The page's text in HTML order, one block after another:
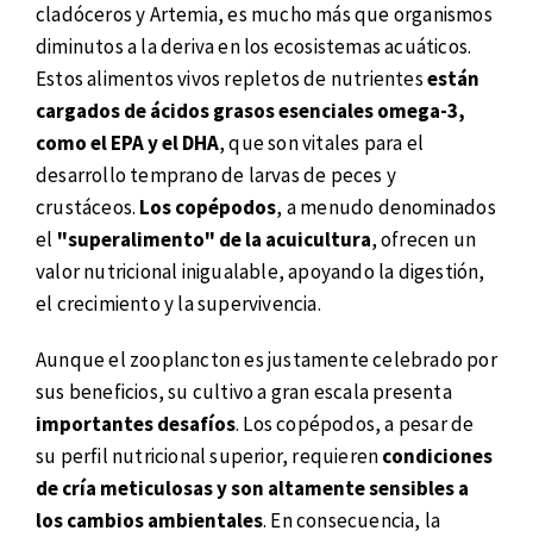
cladóceros y Artemia, es mucho más que organismos
diminutos a la deriva en los ecosistemas acuáticos.
Estos alimentos vivos repletos de nutrientesestán
cargados de ácidos grasos esenciales omega-3,
como el EPA y el DHA, que son vitales para el
desarrollo temprano de larvas de peces y
crustáceos. Los copépodos, a menudo denominados
el "superalimento" de la acuicultura, ofrecen un
valor nutricional inigualable, apoyando la digestión,
el crecimiento y la supervivencia.
Aunque el zooplancton es justamente celebrado por
sus beneficios, su cultivo a gran escala presenta
importantes desafíos. Los copépodos, a pesar de
su perfil nutricional superior, requierencondiciones
de cría meticulosas y son altamente sensibles a
los cambios ambientales. En consecuencia, la